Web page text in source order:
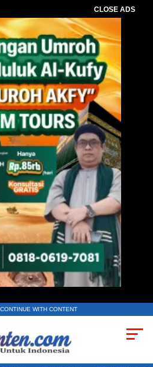
CLOSE ADS
WITH CONTENT